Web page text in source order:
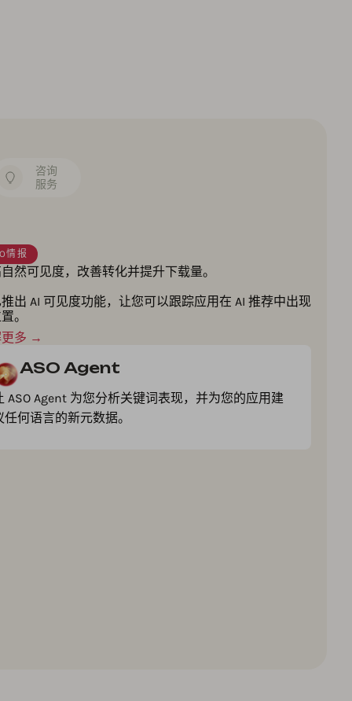
咨询
服务
情报
然可见度，改善转化并提升下载量。
出 AI 可见度功能，让您可以跟踪应用在 AI 推荐中出现
。
更多 →
ASO Agent
ASO Agent 为您分析关键词表现，并为您的应用建
任何语言的新元数据。